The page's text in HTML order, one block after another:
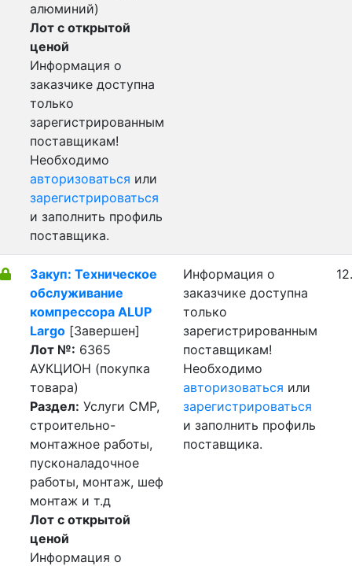
алюминий)
Лот с открытой
ценой
Информация о
заказчике доступна
только
зарегистрированным
поставщикам!
Необходимо
авторизоваться или
зарегистрироваться
и заполнить профиль
поставщика.
Закуп: Техническое
обслуживание
компрессора ALUP
Largo [Завершен]
Лот №: 6365
АУКЦИОН (покупка
товара)
Раздел: Услуги СМР,
строительно-
монтажное работы,
пусконаладочное
работы, монтаж, шеф
монтаж и т.д
Лот с открытой
ценой
Информация о
Информация о
заказчике доступна
только
зарегистрированным
поставщикам!
Необходимо
авторизоваться или
зарегистрироваться
и заполнить профиль
поставщика.